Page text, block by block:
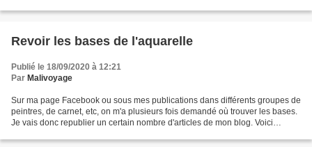
Revoir les bases de l'aquarelle
Publié le 18/09/2020 à 12:21
Par Malivoyage
Sur ma page Facebook ou sous mes publications dans différents groupes de
peintres, de carnet, etc, on m'a plusieurs fois demandé où trouver les bases.
Je vais donc republier un certain nombre d'articles de mon blog. Voici